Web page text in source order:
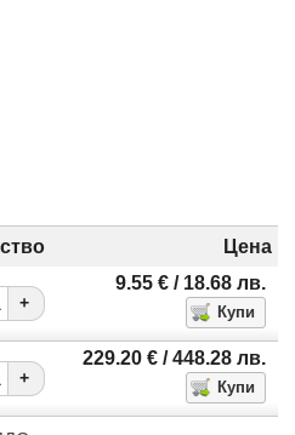
Цена
+
9.55 €/ 18.68 лв.
+
229.20 €/ 448.28 лв.